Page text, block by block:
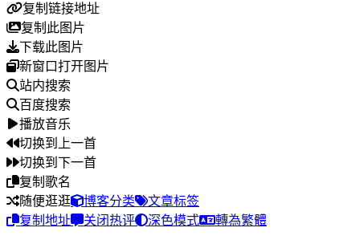
复制链接地址
复制此图片
下载此图片
新窗口打开图片
站内搜索
百度搜索
播放音乐
切换到上一首
切换到下一首
复制歌名
随便逛逛
博客分类
文章标签
复制地址
关闭热评 深色模式 轉為繁體